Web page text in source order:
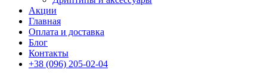
Акции
Главная
Оплата и доставка
Блог
Контакты
+38 (096) 205-02-04